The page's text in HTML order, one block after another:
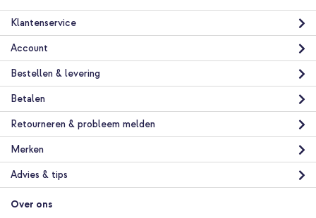
Klantenservice
Account
Bestellen & levering
Betalen
Retourneren & probleem melden
Merken
Advies & tips
Over ons